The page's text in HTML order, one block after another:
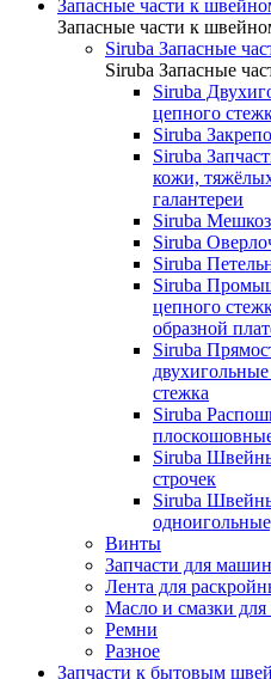
Запасные части к
Запасные части к
Siruba Запасные
Siruba Запасные
Siruba
цепного
Siruba
Siruba
кожи,
галантереи
Siruba
Siruba
Siruba
Siruba
цепного
образной
Siruba
стежка
Siruba
Siruba
строчек
Siruba
Винты
Запчасти для
Лента для
Масло и смазки
Ремни
Разное
Запчасти к бытовым